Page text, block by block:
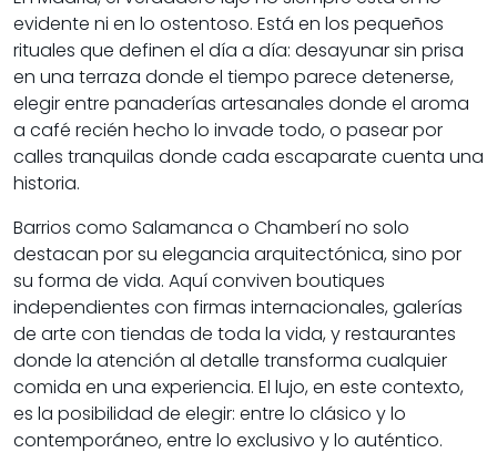
evidente ni en lo ostentoso. Está en los pequeños
rituales que definen el día a día: desayunar sin prisa
en una terraza donde el tiempo parece detenerse,
elegir entre panaderías artesanales donde el aroma
a café recién hecho lo invade todo, o pasear por
calles tranquilas donde cada escaparate cuenta una
historia.
Barrios como Salamanca o Chamberí no solo
destacan por su elegancia arquitectónica, sino por
su forma de vida. Aquí conviven boutiques
independientes con firmas internacionales, galerías
de arte con tiendas de toda la vida, y restaurantes
donde la atención al detalle transforma cualquier
comida en una experiencia. El lujo, en este contexto,
es la posibilidad de elegir: entre lo clásico y lo
contemporáneo, entre lo exclusivo y lo auténtico.